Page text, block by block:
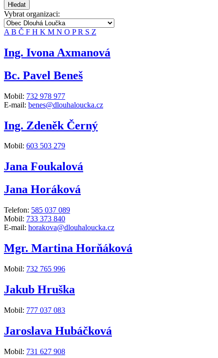
Hledat
Vybrat organizaci:
A B Č F H K M N O PR S Z
Ing. Ivona Axmanová
Bc. Pavel Beneš
Mobil: 732 978 977
E-mail: benes@dlouhaloucka.cz
Ing. Zdeněk Černý
Mobil: 603 503 279
Jana Foukalová
Jana Horáková
Telefon: 585 037 089
Mobil: 733 373 840
E-mail: horakova@dlouhaloucka.cz
Mgr. Martina Horňáková
Mobil: 732 765 996
Jakub Hruška
Mobil: 777 037 083
Jaroslava Hubáčková
Mobil: 731 627 908